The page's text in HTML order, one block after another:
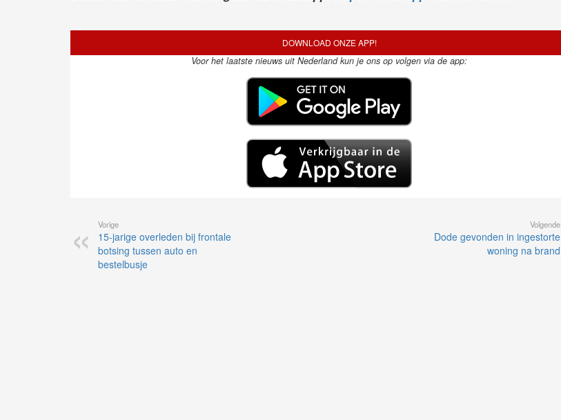
DOWNLOAD ONZE APP!
Voor het laatste nieuws uit Nederland kun je ons op volgen via de app:
Vorige
15-jarige overleden bij frontale
botsing tussen auto en
bestelbusje
Volgende
Dode gevonden in ingestorte
woning na brand